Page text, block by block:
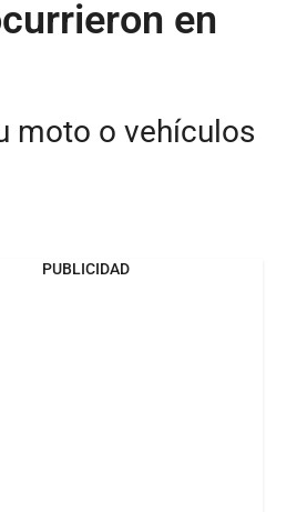
en
moto o vehículos
PUBLICIDAD